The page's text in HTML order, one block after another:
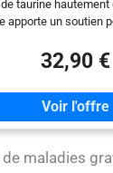
taurine
apporte un soutien
des vitamines et des
aminés et des
optimale
alimentaire
et son
Soutien :
32,90 €
maladies